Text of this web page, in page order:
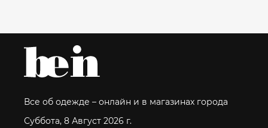
Все об одежде – онлайн и в магазинах города
Суббота, 8 Август 2026 г.